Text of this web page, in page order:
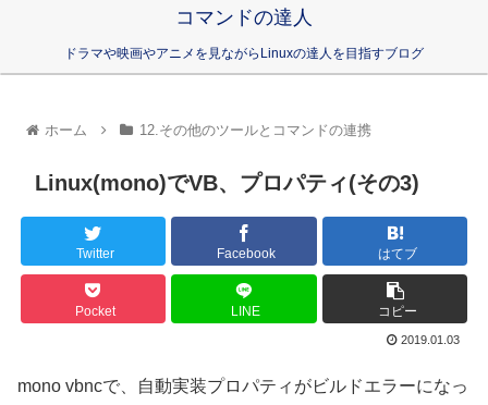
コマンドの達人
ドラマや映画やアニメを見ながらLinuxの達人を目指すブログ
ホーム 12.その他のツールとコマンドの連携
Linux(mono)でVB、プロパティ(その3)
Twitter Facebook はてブ
Pocket LINE コピー
2019.01.03
mono vbncで、自動実装プロパティがビルドエラーになっ